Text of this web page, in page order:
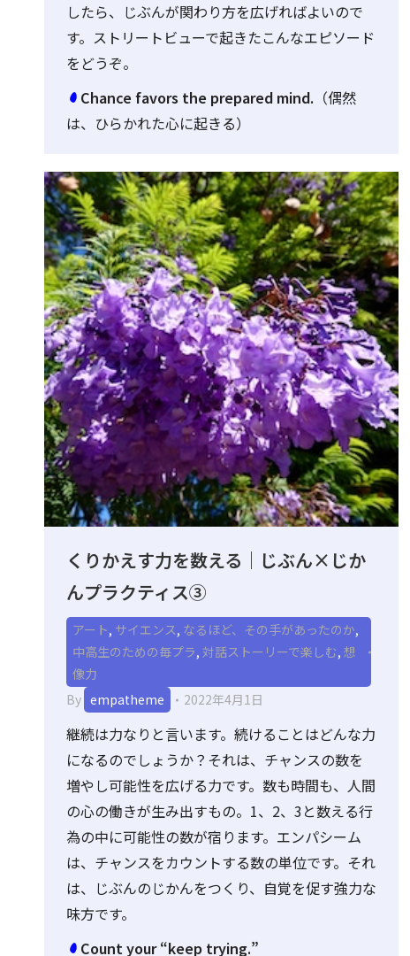
したら、じぶんが関わり方を広げればよいので
す。ストリートビューで起きたこんなエピソード
をどうぞ。
Chance favors the prepared mind. （偶然
は、ひらかれた心に起きる）
くりかえす力を数える｜じぶん×じか
んプラクティス③
アート, サイエンス, なるほど、その手があったのか,
中高生のための毎プラ, 対話ストーリーで楽しむ, 想
像力
By empatheme 2022年4月1日
継続は力なりと言います。続けることはどんな力
になるのでしょうか？それは、チャンスの数を
増やし可能性を広げる力です。数も時間も、人間
の心の働きが生み出すもの。1、2、3と数える行
為の中に可能性の数が宿ります。エンパシーム
は、チャンスをカウントする数の単位です。それ
は、じぶんのじかんをつくり、自覚を促す強力な
味方です。
Count your “keep trying.”